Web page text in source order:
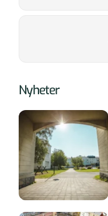
Nyheter